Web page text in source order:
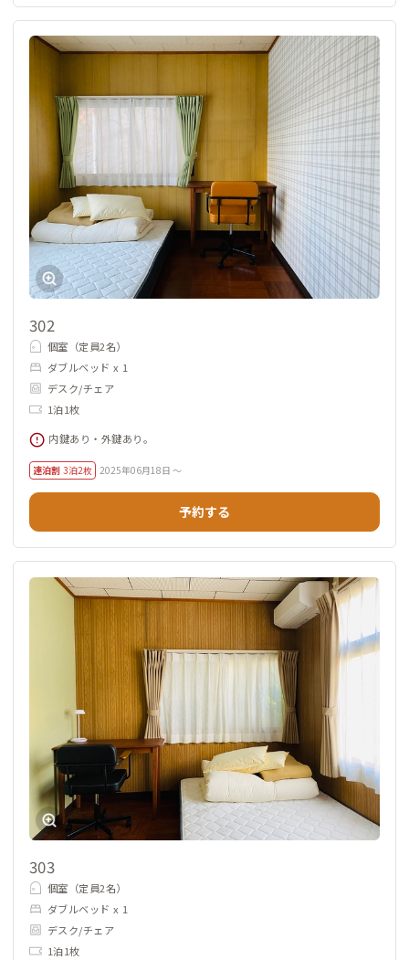
302
個室（定員2名）
ダブルベッド x 1
デスク/チェア
1泊1枚
内鍵あり・外鍵あり。
連泊割 3泊2枚 2025年06月18日 ～
予約する
303
個室（定員2名）
ダブルベッド x 1
デスク/チェア
1泊1枚